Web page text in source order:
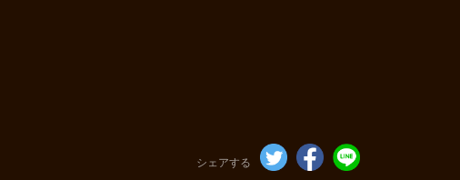
シェアする